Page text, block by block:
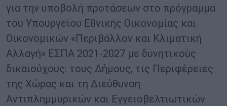
για την υποβολή προτάσεων στο πρόγραμμα
του Υπουργείου Εθνικής Οικονομίας και
Οικονομικών «Περιβάλλον και Κλιματική
Αλλαγή» ΕΣΠΑ 2021-2027 με δυνητικούς
δικαιούχους: τους Δήμους, τις Περιφέρειες
της Χώρας και τη Διεύθυνση
Αντιπλημμυρικών και Εγγειοβελτιωτικών